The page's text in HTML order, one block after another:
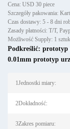
Cena: USD 30 piece
Szczegóły pakowania:
Czas dostawy: 5 - 8 dni
Zasady płatności: T/T,
Możliwość Supply: 1
Podkreślić: prototyp
0.01mm prototyp
1Jednostki miary:
2Dokładność:
3Zakres pomiaru: